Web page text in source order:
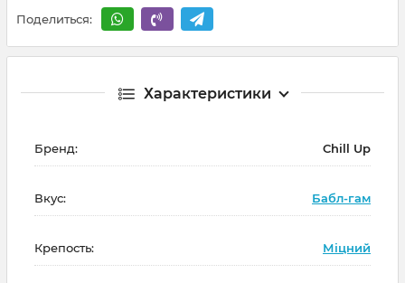
Поделиться:
Характеристики
Бренд: Chill Up
Вкус: Бабл-гам
Крепость: Міцний